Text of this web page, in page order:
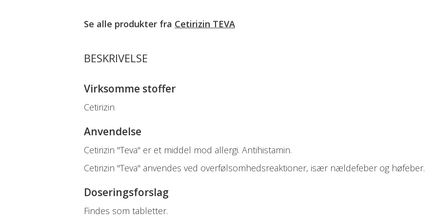
Se alle produkter fra Cetirizin TEVA
BESKRIVELSE
Virksomme stoffer
Cetirizin
Anvendelse
Cetirizin "Teva" er et middel mod allergi. Antihistamin.
Cetirizin "Teva" anvendes ved overfølsomhedsreaktioner, især nældefeber og høfeber.
Doseringsforslag
Findes som tabletter.